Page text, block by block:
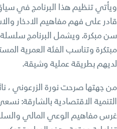
ويأتي تنظيم هذا البرنامج في
قادر على فهم مفاهيم الادخار
سن مبكرة. ويشمل البرنامج
مبتكرة وتناسب الفئة العمرية
لديهم بطريقة عملية وشيقة.
من جهتها صرحت نورة الزرعوني ،
التنمية الاقتصادية بالشارقة:
غرس مفاهيم الوعي المالي